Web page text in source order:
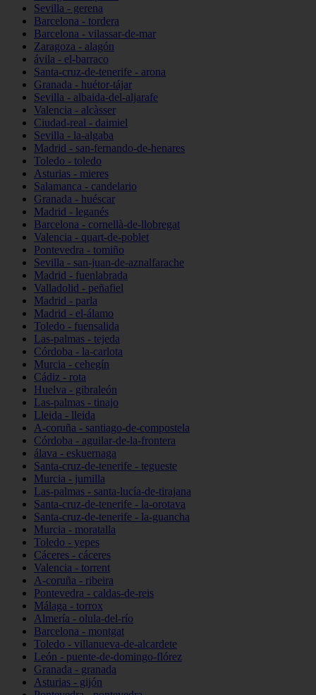
Sevilla - gerena
Barcelona - tordera
Barcelona - vilassar-de-mar
Zaragoza - alagón
ávila - el-barraco
Santa-cruz-de-tenerife - arona
Granada - huétor-tájar
Sevilla - albaida-del-aljarafe
Valencia - alcàsser
Ciudad-real - daimiel
Sevilla - la-algaba
Madrid - san-fernando-de-henares
Toledo - toledo
Asturias - mieres
Salamanca - candelario
Granada - huéscar
Madrid - leganés
Barcelona - cornellà-de-llobregat
Valencia - quart-de-poblet
Pontevedra - tomiño
Sevilla - san-juan-de-aznalfarache
Madrid - fuenlabrada
Valladolid - peñafiel
Madrid - parla
Madrid - el-álamo
Toledo - fuensalida
Las-palmas - tejeda
Córdoba - la-carlota
Murcia - cehegín
Cádiz - rota
Huelva - gibraleón
Las-palmas - tinajo
Lleida - lleida
A-coruña - santiago-de-compostela
Córdoba - aguilar-de-la-frontera
álava - eskuernaga
Santa-cruz-de-tenerife - tegueste
Murcia - jumilla
Las-palmas - santa-lucía-de-tirajana
Santa-cruz-de-tenerife - la-orotava
Santa-cruz-de-tenerife - la-guancha
Murcia - moratalla
Toledo - yepes
Cáceres - cáceres
Valencia - torrent
A-coruña - ribeira
Pontevedra - caldas-de-reis
Málaga - torrox
Almería - olula-del-río
Barcelona - montgat
Toledo - villanueva-de-alcardete
León - puente-de-domingo-flórez
Granada - granada
Asturias - gijón